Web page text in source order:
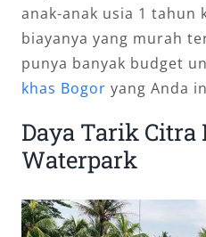
anak-anak usia 1 tahun
biayanya yang murah
punya banyak budget
khas Bogor yang Anda
Daya Tarik Citra
Waterpark